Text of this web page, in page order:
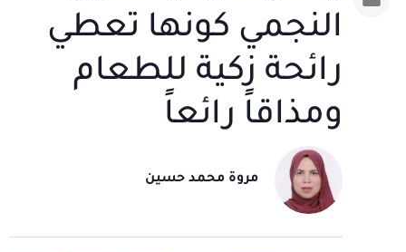
النجمي كونها تعطي
رائحة زكية للطعام
ومذاقاً رائعاً
مروة محمد حسين